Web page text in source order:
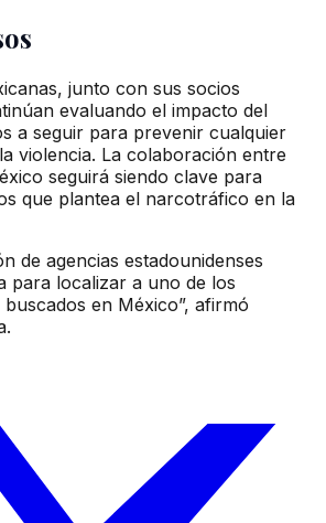
junto con sus socios
evaluando el impacto del
a seguir para prevenir cualquier
violencia. La colaboración entre
seguirá siendo clave para
que plantea el narcotráfico en la
de agencias estadounidenses
para localizar a uno de los
en México”, afirmó